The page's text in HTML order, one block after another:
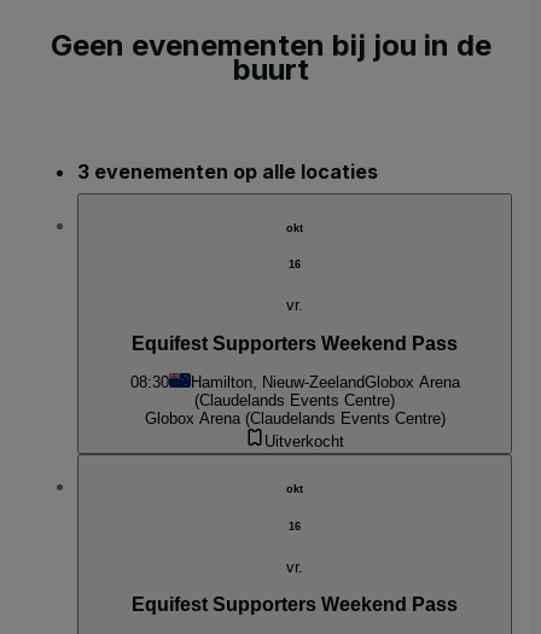
Geen evenementen bij jou in de
buurt
3 evenementen op alle locaties
okt
16
vr.
Equifest Supporters Weekend Pass
08:30 Hamilton, Nieuw-ZeelandGlobox Arena
(Claudelands Events Centre)
Globox Arena (Claudelands Events Centre)
Uitverkocht
okt
16
vr.
Equifest Supporters Weekend Pass